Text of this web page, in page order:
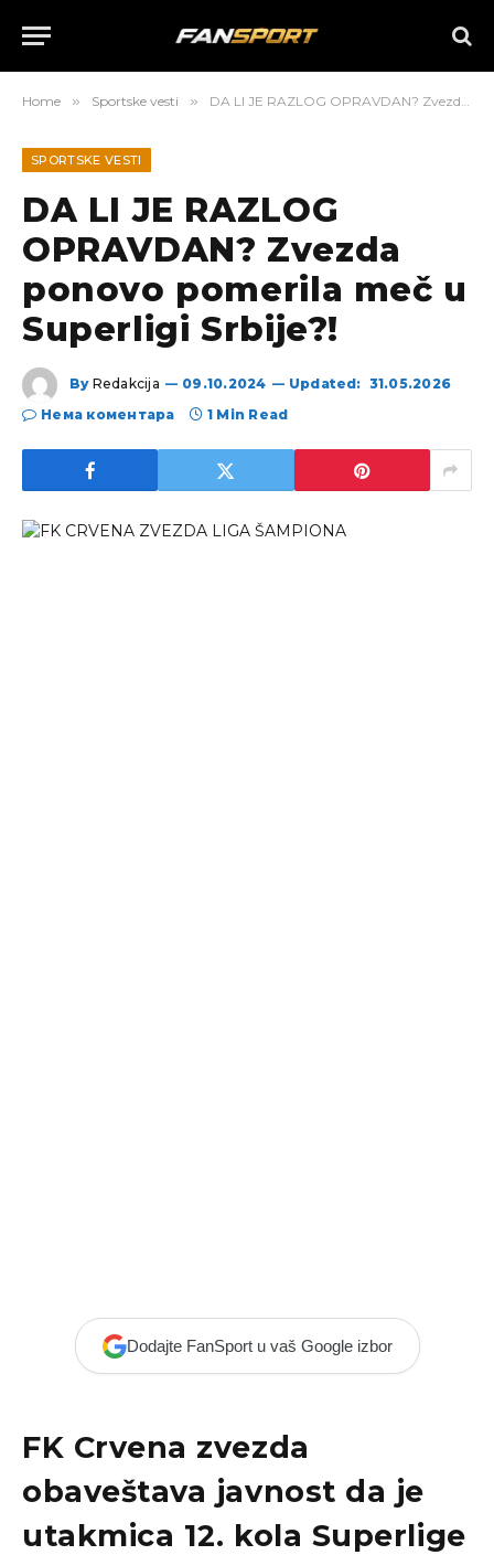
Home » Sportske vesti » DA LI JE RAZLOG OPRAVDAN? Zvezda ponovo pomerila meč u Superligi Srbije?!
SPORTSKE VESTI
DA LI JE RAZLOG
OPRAVDAN? Zvezda
ponovo pomerila meč u
Superligi Srbije?!
By Redakcija 09.10.2024 Updated: 31.05.2026
Нема коментара
1 Min Read
Dodajte FanSport u vaš Google izbor
FK Crvena zvezda
obaveštava javnost da je
utakmica 12. kola Superlige